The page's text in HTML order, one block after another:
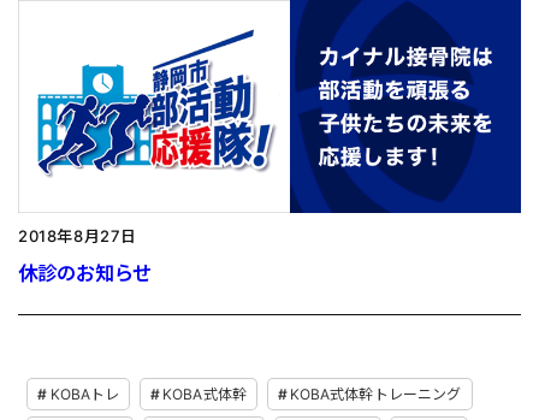
2018年8月27日
休診のお知らせ
KOBAトレ KOBA式体幹 KOBA式体幹トレーニング